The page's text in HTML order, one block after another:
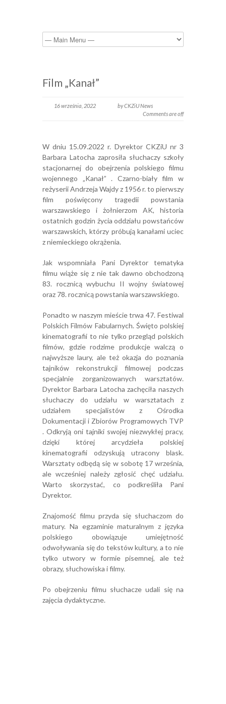
Film „Kanał”
16 września, 2022
by CKZiU News
Comments are off
W dniu 15.09.2022 r. Dyrektor CKZiU nr 3
Barbara Latocha zaprosiła słuchaczy szkoły
stacjonarnej do obejrzenia polskiego filmu
wojennego „Kanał” . Czarno-biały film w
reżyserii Andrzeja Wajdy z 1956 r. to pierwszy
film poświęcony tragedii powstania
warszawskiego i żołnierzom AK, historia
ostatnich godzin życia oddziału powstańców
warszawskich, którzy próbują kanałami uciec
z niemieckiego okrążenia.
Jak wspomniała Pani Dyrektor tematyka
filmu wiąże się z nie tak dawno obchodzoną
83. rocznicą wybuchu II wojny światowej
oraz 78. rocznicą powstania warszawskiego.
Ponadto w naszym mieście trwa 47. Festiwal
Polskich Filmów Fabularnych. Święto polskiej
kinematografii to nie tylko przegląd polskich
filmów, gdzie rodzime produkcje walczą o
najwyższe laury, ale też okazja do poznania
tajników rekonstrukcji filmowej podczas
specjalnie zorganizowanych warsztatów.
Dyrektor Barbara Latocha zachęciła naszych
słuchaczy do udziału w warsztatach z
udziałem specjalistów z Ośrodka
Dokumentacji i Zbiorów Programowych TVP
. Odkryją oni tajniki swojej niezwykłej pracy,
dzięki której arcydzieła polskiej
kinematografii odzyskują utracony blask.
Warsztaty odbędą się w sobotę 17 września,
ale wcześniej należy zgłosić chęć udziału.
Warto skorzystać, co podkreśliła Pani
Dyrektor.
Znajomość filmu przyda się słuchaczom do
matury. Na egzaminie maturalnym z języka
polskiego obowiązuje umiejętność
odwoływania się do tekstów kultury, a to nie
tylko utwory w formie pisemnej, ale też
obrazy, słuchowiska i filmy.
Po obejrzeniu filmu słuchacze udali się na
zajęcia dydaktyczne.